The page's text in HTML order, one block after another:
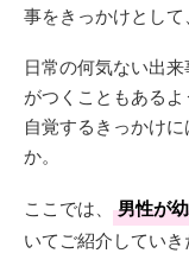
事をきっかけとして
日常の何気ない出
がつくこともある
自覚するきっかけ
か。
ここでは、 男性が
いてご紹介していき